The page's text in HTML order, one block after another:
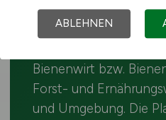
Fachkräften für
Einsatzbereiche. Auf
Bienenwirt bzw.
Forst- und
und Umgebung. Die
ABLEHNEN